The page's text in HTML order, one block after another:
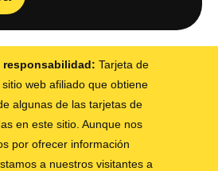
responsabilidad: Tarjeta de
web afiliado que obtiene
algunas de las tarjetas de
en este sitio. Aunque nos
por ofrecer información
a nuestros visitantes a